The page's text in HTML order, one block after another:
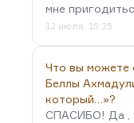
мне
12 июля, 15:25
Что вы можете
Беллы
который…»?
СПАСИБО! Да ,